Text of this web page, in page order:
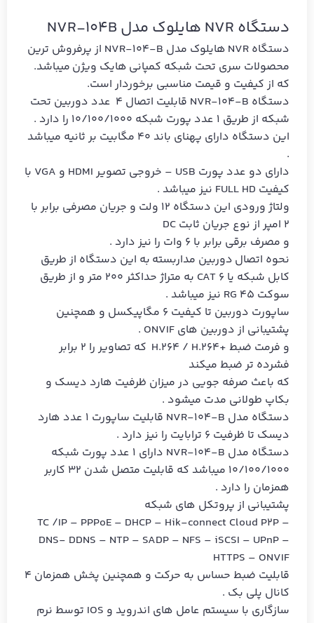
دستگاه NVR هایلوک مدل NVR-104B
دستگاه NVR هایلوک مدل NVR-104-B از پرفروش ترین
محصولات سری تحت شبکه کمپانی هایک ویژن میباشد.
که از کیفیت و قیمت مناسبی برخوردار است.
دستگاه NVR-104-B قابلیت اتصال 4 عدد دوربین تحت
شبکه از طریق 1 عدد پورت شبکه 10/100/1000 را دارد .
این دستگاه دارای پهنای باند 40 مگابیت بر ثانیه میباشد
.
دارای دو عدد پورت USB – خروجی تصویر HDMI و VGA با
کیفیت FULL HD نیز میباشد .
ولتاژ ورودی این دستگاه 12 ولت و جریان مصرفی برابر با
2 امپر از نوع جریان ثابت DC
و مصرف برقی برابر با 6 وات را نیز دارد .
نحوه اتصال دوربین مداربسته به این دستگاه از طریق
کابل شبکه یا CAT 6 به متراژ حداکثر 200 متر و از طریق
سوکت RG 45 نیز میباشد .
ساپورت دوربین تا کیفیت 6 مگاپیکسل و همچنین
پشتیبانی از دوربین های ONVIF .
و فرمت ضبط +H.264 / H.264 که تصاویر را 2 برابر
فشرده تر ضبط میکند
که باعث صرفه جویی در میزان ظرفیت هارد دیسک و
بکاپ طولانی مدت میشود .
دستگاه مدل NVR-104-B قابلیت ساپورت 1 عدد هارد
دیسک تا ظرفیت 6 ترابایت را نیز دارد .
دستگاه مدل NVR-104-B دارای 1 عدد پورت شبکه
10/100/1000 میباشد که قابلیت متصل شدن 32 کاربر
همزمان را دارد .
پشتیبانی از پروتکل های شبکه
TC /IP – PPPoE – DHCP – Hik-connect Cloud P2P –
DNS- DDNS – NTP – SADP – NFS – iSCSI – UPnP –
HTTPS – ONVIF
قابلیت ضبط حساس به حرکت و همچنین پخش همزمان 4
کانال پلی بک .
سازگاری با سیستم عامل های اندروید و IOS توسط نرم